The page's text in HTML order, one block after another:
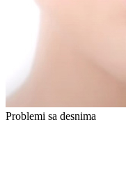
Problemi sa desnima